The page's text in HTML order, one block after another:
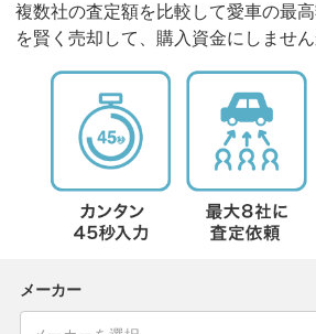
複数社の査定額を比較して愛車の最
を賢く売却して、購入資金にしません
メーカー